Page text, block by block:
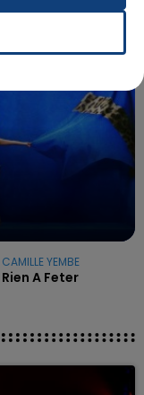
CAMILLE YEMBE
Rien A Feter